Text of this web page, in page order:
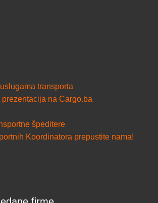
transporta
prezentacija na Cargo.ba
špeditere
Koordinatora prepustite nama!